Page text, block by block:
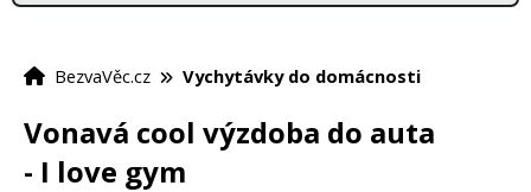
BezvaVěc.cz Vychytávky do domácnosti
Vonavá cool výzdoba do auta
- I love gym